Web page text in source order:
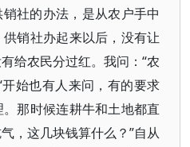
社的办法，是从农户手中
销社办起来以后，没有让
给农民分过红。我问：“农
始也有人来问，有的要求
那时候连耕牛和土地都直
，这几块钱算什么？”自从